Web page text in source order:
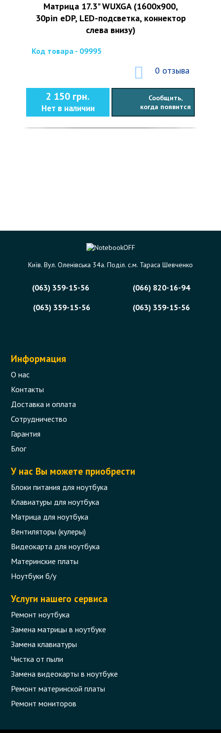
Матрица 17.3" WUXGA (1600х900,
30pin eDP, LED-подсветка, коннектор
слева внизу)
Код товара - 09995
0 отзыва
2 150 грн.
Нет в наличии
Сообщить,
когда появится
Київ. Вул. Оленівська 34а. Поділ. с.м. Тараса Шевченко
(063) 359-15-56
(066) 820-16-94
(063) 359-15-56
(063) 359-15-56
Информация
О нас
Контакты
Доставка и оплата
Сотрудничество
Гарантия
Блог
У нас Вы можете приобрести
Блоки питания для ноутбука
Клавиатуры для ноутбука
Матрица для ноутбука
Вентиляторы (кулеры)
Видеокарта для ноутбука
Материнские платы
Ноутбуки б/у
Услуги нашего сервиса
Ремонт ноутбука
Замена матрицы в ноутбуке
Замена клавиатуры
Чистка от пыли
Замена видеокарты в ноутбуке
Ремонт материнской платы
Ремонт мониторов